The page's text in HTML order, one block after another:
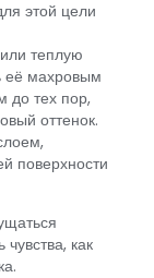
этой цели
теплую
её махровым
до тех пор,
оттенок.
поверхности
как